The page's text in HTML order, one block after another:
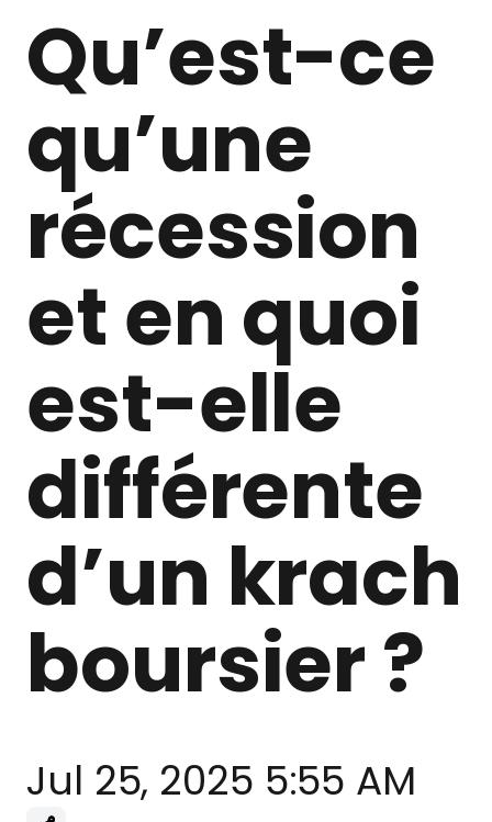
Qu’est-ce
qu’une
récession
et en quoi
est-elle
différente
d’un krach
boursier ?
Jul 25, 2025 5:55 AM